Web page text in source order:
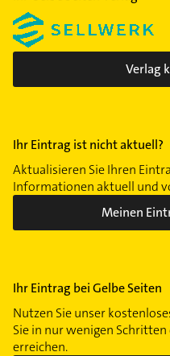
Verlag
Ihr Eintrag ist nicht aktuell?
Aktualisieren Sie Ihren
Informationen aktuell und
Meinen
Ihr Eintrag bei Gelbe Seiten
Nutzen Sie unser
Sie in nur wenigen
erreichen.